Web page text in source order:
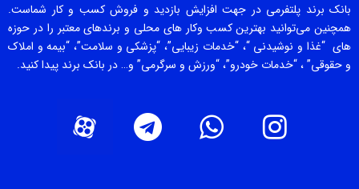
بانک برند پلتفرمی در جهت افزایش بازدید و فروش کسب و کار شماست.
همچنین می‌توانید بهترین کسب وکار های محلی و برندهای معتبر را در حوزه
های “غذا و نوشیدنی “، “خدمات زیبایی”، “پزشکی و سلامت”، “بیمه و املاک
و حقوقی” ، “خدمات خودرو”، “ورزش و سرگرمی” و… در بانک برند پیدا کنید.